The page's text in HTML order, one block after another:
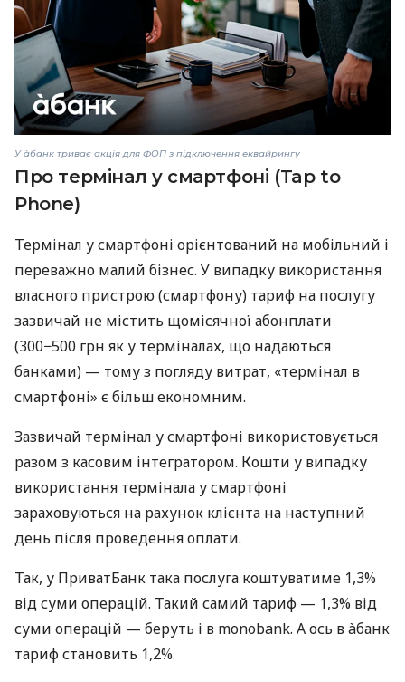
У àбанк триває акція для ФОП з підключення еквайрингу
Про термінал у смартфоні (Tap to
Phone)
Термінал у смартфоні орієнтований на мобільний і
переважно малий бізнес. У випадку використання
власного пристрою (смартфону) тариф на послугу
зазвичай не містить щомісячної абонплати
(300−500 грн як у терміналах, що надаються
банками) — тому з погляду витрат, «термінал в
смартфоні» є більш економним.
Зазвичай термінал у смартфоні використовується
разом з касовим інтегратором. Кошти у випадку
використання термінала у смартфоні
зараховуються на рахунок клієнта на наступний
день після проведення оплати.
Так, у ПриватБанк така послуга коштуватиме 1,3%
від суми операцій. Такий самий тариф — 1,3% від
суми операцій — беруть і в monobank. А ось в àбанк
тариф становить 1,2%.